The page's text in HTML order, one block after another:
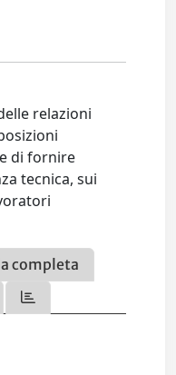
relazioni
di fornire
tecnica, sui
completa